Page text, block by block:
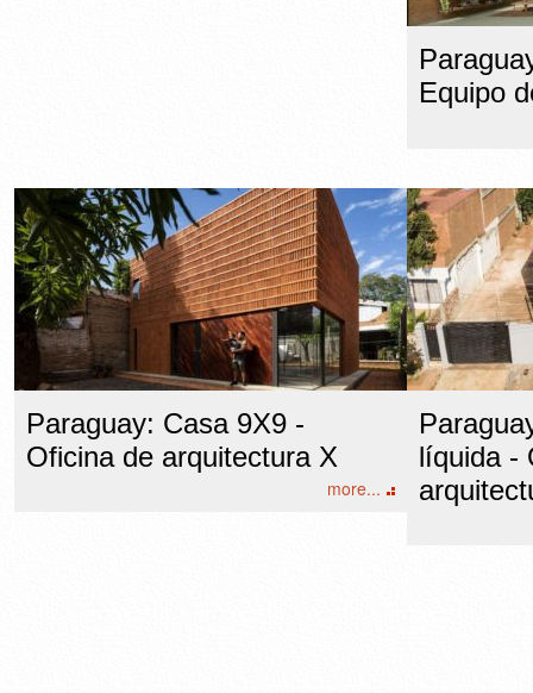
Equipo
Paraguay: Casa 9X9 -
Oficina de arquitectura X
more...
líquida -